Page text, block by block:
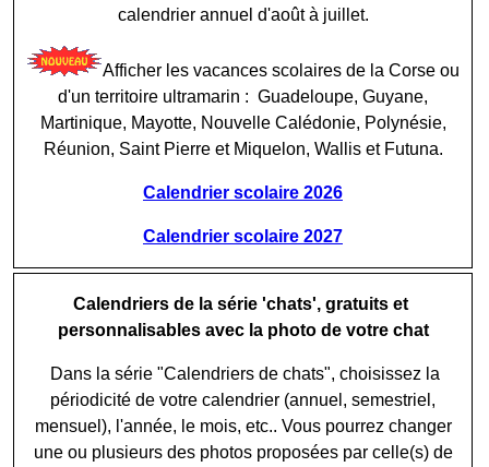
calendrier annuel d'août à juillet.
Afficher les vacances scolaires de la Corse ou
d'un territoire ultramarin : Guadeloupe, Guyane,
Martinique, Mayotte, Nouvelle Calédonie, Polynésie,
Réunion, Saint Pierre et Miquelon, Wallis et Futuna.
Calendrier scolaire 2026
Calendrier scolaire 2027
Calendriers de la série 'chats', gratuits et
personnalisables avec la photo de votre chat
Dans la série "Calendriers de chats", choisissez la
périodicité de votre calendrier (annuel, semestriel,
mensuel), l'année, le mois, etc.. Vous pourrez changer
une ou plusieurs des photos proposées par celle(s) de